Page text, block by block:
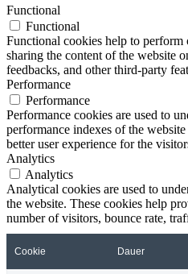
Functional
Functional
Functional cookies help to
sharing the content of the website
feedbacks, and other third-party
Performance
Performance
Performance cookies are used to
performance indexes of the
better user experience for the
Analytics
Analytics
Analytical cookies are used to
the website. These cookies help
number of visitors, bounce rate,
Cookie Dauer